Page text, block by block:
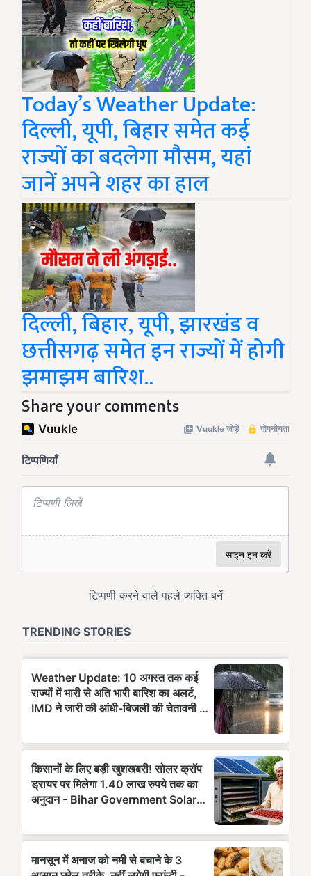
Today’s Weather Update:
दिल्ली, यूपी, बिहार समेत कई
राज्यों का बदलेगा मौसम, यहां
जानें अपने शहर का हाल
दिल्ली, बिहार, यूपी, झारखंड व
छत्तीसगढ़ समेत इन राज्यों में होगी
झमाझम बारिश..
Share your comments